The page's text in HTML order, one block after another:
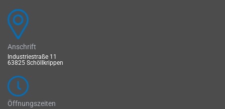
Anschrift
Industriestraße 11
63825 Schöllkrippen
Öffnungszeiten